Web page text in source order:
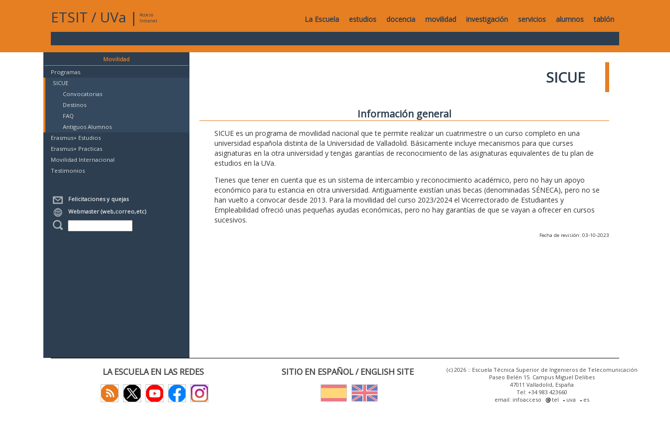
ETSIT / UVa |
Acceso
Intranet
La Escuela estudios docencia movilidad investigación servicios alumnos tablón
Movilidad
Programas
SICUE
Convocatorias
Destinos
FAQ
Antiguos Alumnos
Erasmus+ Estudios
Erasmus+ Practicas
Movilidad Internacional
Testimonios
Felicitaciones y quejas
Webmaster (web,correo,etc)
SICUE
Información general
SICUE es un programa de movilidad nacional que te permite realizar un cuatrimestre o un curso completo en una
universidad española distinta de la Universidad de Valladolid. Básicamente incluye mecanismos para que curses
asignaturas en la otra universidad y tengas garantías de reconocimiento de las asignaturas equivalentes de tu plan de
estudios en la UVa.
Tienes que tener en cuenta que es un sistema de intercambio y reconocimiento académico, pero no hay un apoyo
económico para tu estancia en otra universidad. Antiguamente existían unas becas (denominadas SÉNECA), pero no se
han vuelto a convocar desde 2013. Para la movilidad del curso 2023/2024 el Vicerrectorado de Estudiantes y
Empleabilidad ofreció unas pequeñas ayudas económicas, pero no hay garantías de que se vayan a ofrecer en cursos
sucesivos.
Fecha de revisión: 03-10-2023
LA ESCUELA EN LAS REDES SITIO EN ESPAÑOL / ENGLISH SITE
(c) 2026 :: Escuela Técnica Superior de Ingenieros de Telecomunicación
Paseo Belén 15. Campus Miguel Delibes
47011 Valladolid, España
Tel: +34 983 423660
email: infoacceso
tel uva es